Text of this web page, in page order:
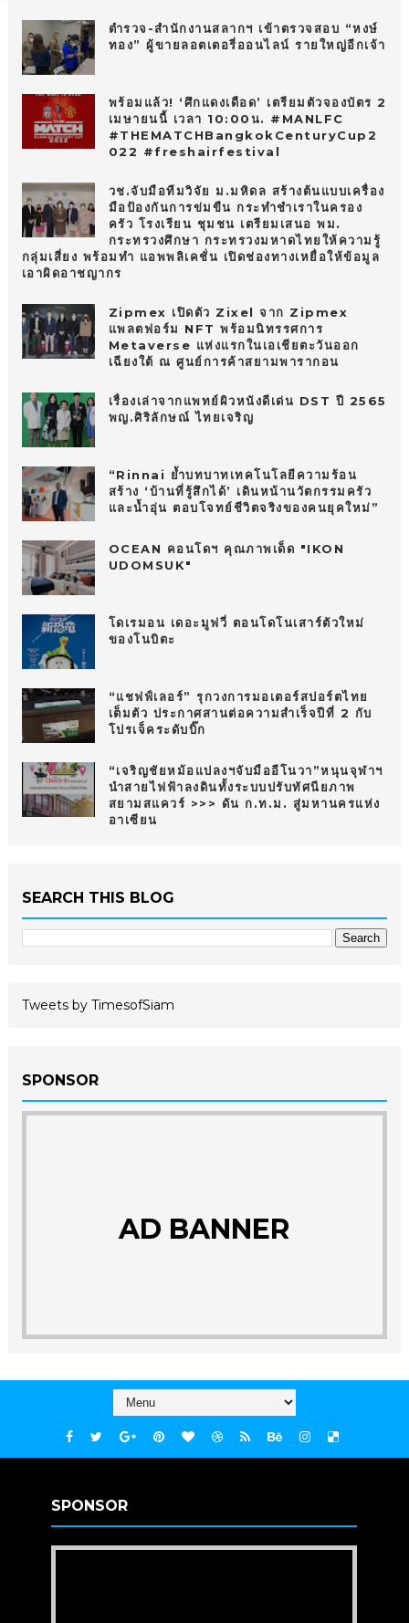
ตำรวจ-สำนักงานสลากฯ เข้าตรวจสอบ “หงษ์
ทอง” ผู้ขายลอตเตอรี่ออนไลน์ รายใหญ่อีกเจ้า
พร้อมแล้ว! ‘ศึกแดงเดือด’ เตรียมตัวจองบัตร 2
เมษายนนี้ เวลา 10:00น. #MANLFC
#THEMATCHBangkokCenturyCup2
022 #freshairfestival
วช.จับมือทีมวิจัย ม.มหิดล สร้างต้นแบบเครื่อง
มือป้องกันการข่มขืน กระทำชำเราในครอง
ครัว โรงเรียน ชุมชน เตรียมเสนอ พม.
กระทรวงศึกษา กระทรวงมหาดไทยให้ความรู้
กลุ่มเสี่ยง พร้อมทำ แอพพลิเคชั่น เปิดช่องทางเหยื่อให้ข้อมูล
เอาผิดอาชญากร
Zipmex เปิดตัว Zixel จาก Zipmex
แพลตฟอร์ม NFT พร้อมนิทรรศการ
Metaverse แห่งแรกในเอเชียตะวันออก
เฉียงใต้ ณ ศูนย์การค้าสยามพารากอน
เรื่องเล่าจากแพทย์ผิวหนังดีเด่น DST ปี 2565
พญ.ศิริลักษณ์ ไทยเจริญ
“Rinnai ย้ำบทบาทเทคโนโลยีความร้อน
สร้าง ‘บ้านที่รู้สึกได้’ เดินหน้านวัตกรรมครัว
และน้ำอุ่น ตอบโจทย์ชีวิตจริงของคนยุคใหม่”
OCEAN คอนโดฯ คุณภาพเด็ด "IKON
UDOMSUK"
โดเรมอน เดอะมูฟวี่ ตอนโดโนเสาร์ตัวใหม่
ของโนบิตะ
“แชฟฟ์เลอร์” รุกวงการมอเตอร์สปอร์ตไทย
เต็มตัว ประกาศสานต่อความสำเร็จปีที่ 2 กับ
โปรเจ็คระดับบิ๊ก
“เจริญชัยหม้อแปลงฯจับมืออีโนวา”หนุนจุฬาฯ
นำสายไฟฟ้าลงดินทั้งระบบปรับทัศนียภาพ
สยามสแควร์ >>> ดัน ก.ท.ม. สู่มหานครแห่ง
อาเซียน
SEARCH THIS BLOG
Tweets by TimesofSiam
SPONSOR
AD BANNER
SPONSOR